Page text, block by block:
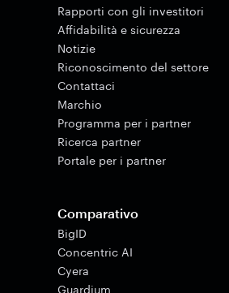
Rapporti con gli investitori
Affidabilità e sicurezza
Notizie
Riconoscimento del settore
Contattaci
Marchio
Programma per i partner
Ricerca partner
Portale per i partner
Comparativo
BigID
Concentric AI
Cyera
Guardium